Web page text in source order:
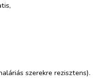
szerekre rezisztens).